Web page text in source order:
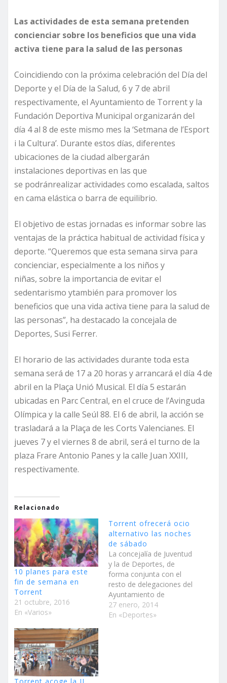
Las actividades de esta semana pretenden
concienciar sobre los beneficios que una vida
activa tiene para la salud de las personas
Coincidiendo con la próxima celebración del Día del
Deporte y el Día de la Salud, 6 y 7 de abril
respectivamente, el Ayuntamiento de Torrent y la
Fundación Deportiva Municipal organizarán del
día 4 al 8 de este mismo mes la ‘Setmana de l’Esport
i la Cultura’. Durante estos días, diferentes
ubicaciones de la ciudad albergarán
instalaciones deportivas en las que
se podránrealizar actividades como escalada, saltos
en cama elástica o barra de equilibrio.
El objetivo de estas jornadas es informar sobre las
ventajas de la práctica habitual de actividad física y
deporte. “Queremos que esta semana sirva para
concienciar, especialmente a los niños y
niñas, sobre la importancia de evitar el
sedentarismo ytambién para promover los
beneficios que una vida activa tiene para la salud de
las personas”, ha destacado la concejala de
Deportes, Susi Ferrer.
El horario de las actividades durante toda esta
semana será de 17 a 20 horas y arrancará el día 4 de
abril en la Plaça Unió Musical. El día 5 estarán
ubicadas en Parc Central, en el cruce de l’Avinguda
Olímpica y la calle Seúl 88. El 6 de abril, la acción se
trasladará a la Plaça de les Corts Valencianes. El
jueves 7 y el viernes 8 de abril, será el turno de la
plaza Frare Antonio Panes y la calle Juan XXIII,
respectivamente.
Relacionado
10 planes para este
fin de semana en
Torrent
21 octubre, 2016
En «Varios»
Torrent ofrecerá ocio
alternativo las noches
de sábado
La concejalía de Juventud
y la de Deportes, de
forma conjunta con el
resto de delegaciones del
Ayuntamiento de
Torrent, diseñará un plan
de ocio saludable
27 enero, 2014
En «Deportes»